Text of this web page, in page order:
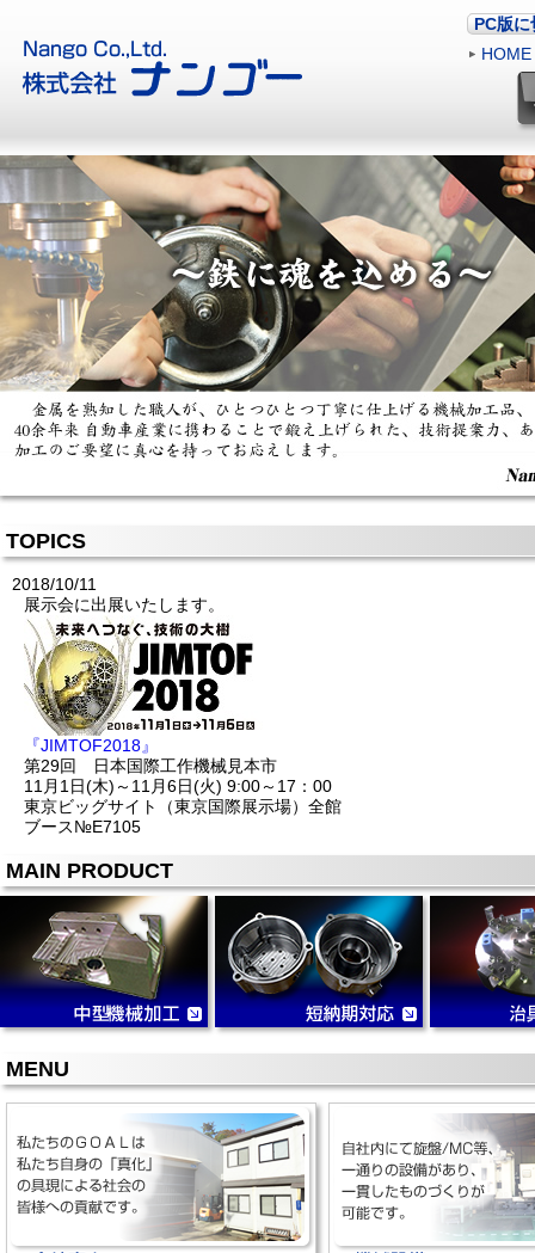
PC版に
HOME
TOPICS
2018/10/11
展示会に出展いたします。
『JIMTOF2018』
第29回 日本国際工作機械見本市
11月1日(木)～11月6日(火) 9:00～17：00
東京ビッグサイト（東京国際展示場）全館
ブース№E7105
MAIN PRODUCT
MENU